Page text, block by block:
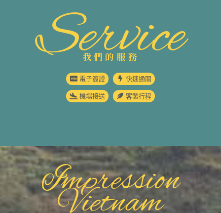
Service
我們的服務
電子簽證 快速通關
機場接送 客製行程
Impression
Vietnam